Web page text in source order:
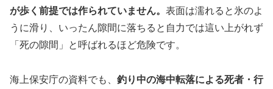
が歩く前提では作られていません。 表面は濡れると氷のよ
うに滑り、いったん隙間に落ちると自力では這い上がれず
「死の隙間」と呼ばれるほど危険です。
海上保安庁の資料でも、 釣り中の海中転落による死者・行